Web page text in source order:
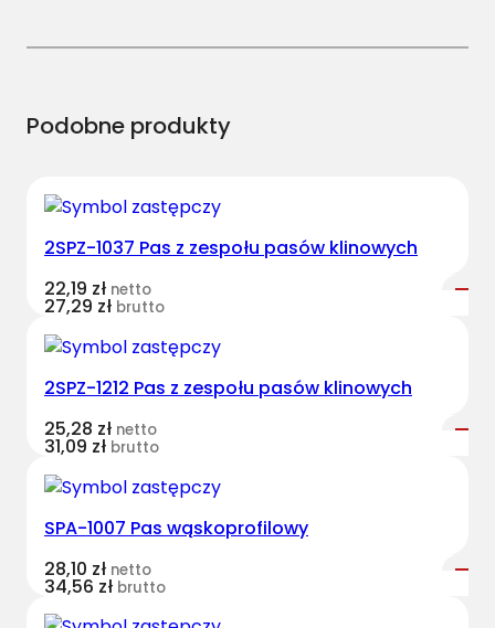
o
Podobne produkty
2SPZ-1037 Pas z zespołu pasów klinowych
22,19 zł netto
27,29 zł brutto
2SPZ-1212 Pas z zespołu pasów klinowych
25,28 zł netto
31,09 zł brutto
SPA-1007 Pas wąskoprofilowy
28,10 zł netto
34,56 zł brutto